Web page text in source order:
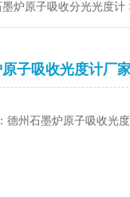
墨炉原子吸收分光光度计
子吸收光度计厂
德州石墨炉原子吸收光